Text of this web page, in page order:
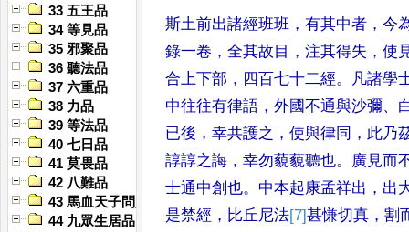
33 五王品
34 等見品
35 邪聚品
36 聽法品
37 六重品
38 力品
39 等法品
40 七日品
41 莫畏品
42 八難品
43 馬血天子問八政品
44 九眾生居品
斯土前出諸經班班 ，有其中者 ，今
錄一卷 ，全其故目 ，注其得失 ，使
合上下部 ， 四百七十二經。
凡諸學
中往往有律語 ，外國不通與沙彌、
已後 ，幸共護之 ，使與律 同 ， 此乃
諄諄之誨 ，幸勿藐藐聽也。
廣見而
士通中創也。 中本起康孟祥出 ， 出
是禁經 ， 比丘尼法[7]甚慊切真 ，割